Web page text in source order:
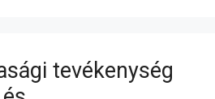
tevékenység